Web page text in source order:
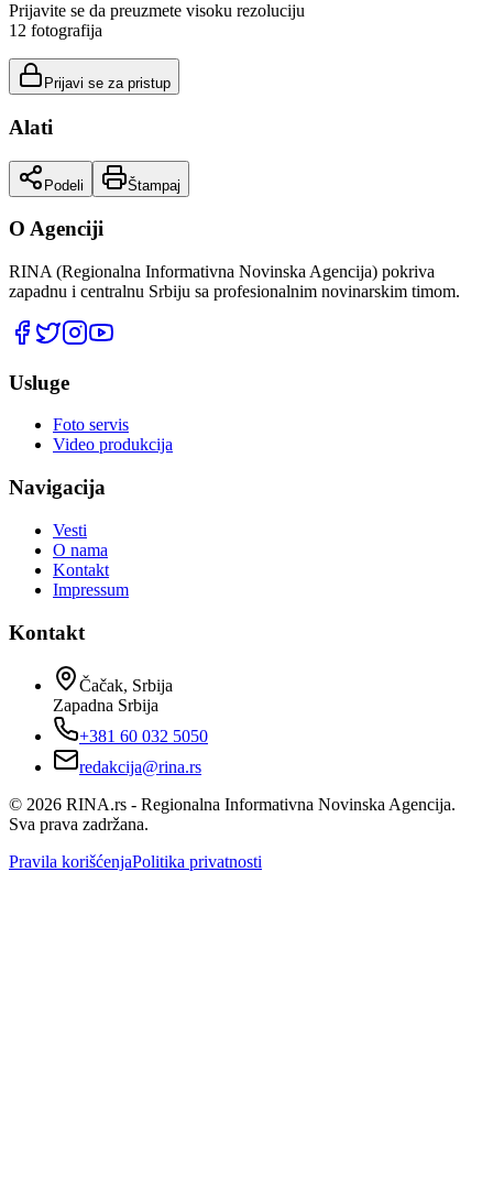
Prijavite se da preuzmete visoku rezoluciju
12 fotografija
Prijavi se za pristup
Alati
Podeli Štampaj
O Agenciji
RINA (Regionalna Informativna Novinska Agencija) pokriva
zapadnu i centralnu Srbiju sa profesionalnim novinarskim timom.
Usluge
Foto servis
Video produkcija
Navigacija
Vesti
O nama
Kontakt
Impressum
Kontakt
Čačak, Srbija
Zapadna Srbija
+381 60 032 5050
redakcija@rina.rs
© 2026 RINA.rs - Regionalna Informativna Novinska Agencija.
Sva prava zadržana.
Pravila korišćenjaPolitika privatnosti